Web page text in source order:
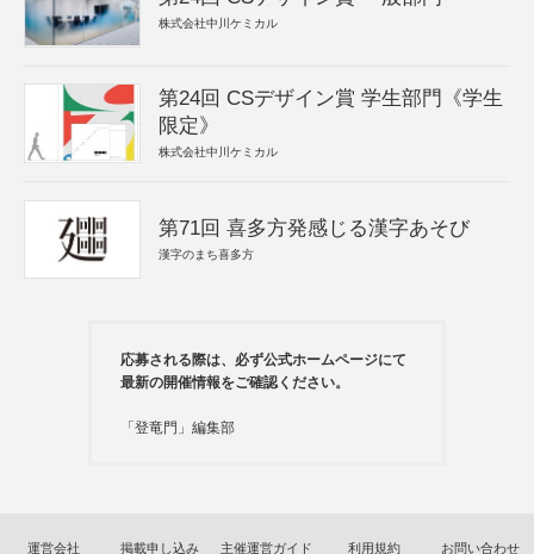
株式会社中川ケミカル
第24回 CSデザイン賞 学生部門《学生
限定》
株式会社中川ケミカル
第71回 喜多方発感じる漢字あそび
漢字のまち喜多方
応募される際は、必ず公式ホームページにて
最新の開催情報をご確認ください。
「登竜門」編集部
運営会社 掲載申し込み 主催運営ガイド 利用規約 お問い合わせ